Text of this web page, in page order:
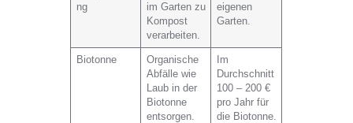
ng
im Garten zu
Kompost
verarbeiten.
eigenen
Garten.
Biotonne
Organische
Abfälle wie
Laub in der
Biotonne
entsorgen.
Im
Durchschnitt
100 – 200 €
pro Jahr für
die Biotonne.